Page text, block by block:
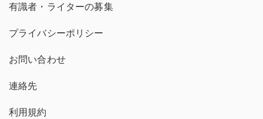
有識者・ライターの募集
プライバシーポリシー
お問い合わせ
連絡先
利用規約